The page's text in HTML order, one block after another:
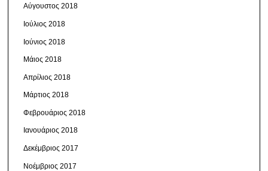
Αύγουστος 2018
Ιούλιος 2018
Ιούνιος 2018
Μάιος 2018
Απρίλιος 2018
Μάρτιος 2018
Φεβρουάριος 2018
Ιανουάριος 2018
Δεκέμβριος 2017
Νοέμβριος 2017